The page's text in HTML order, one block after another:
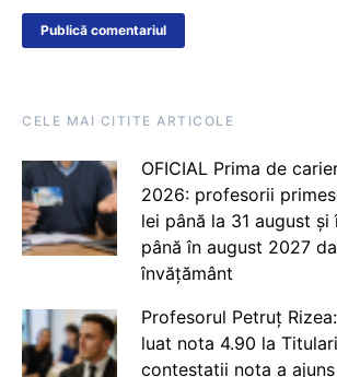
CELE MAI CITITE ARTICOLE
OFICIAL Prima de
2026: profesorii
lei până la 31 august
până în august 2027
învățământ
Profesorul Petruț
luat nota 4.90 la
contestații nota a